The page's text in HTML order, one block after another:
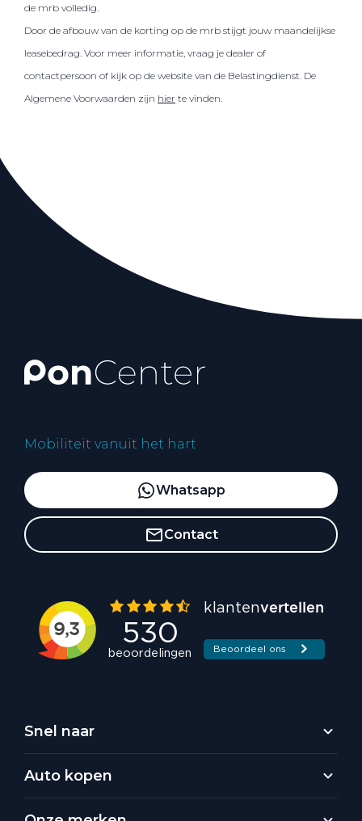
de mrb volledig.
Door de afbouw van de korting op de mrb stijgt jouw maandelijkse
leasebedrag. Voor meer informatie, vraag je dealer of
contactpersoon of kijk op de website van de Belastingdienst. De
Algemene Voorwaarden zijn hier te vinden.
Mobiliteit vanuit het hart
Whatsapp
Contact
Snel naar
Auto kopen